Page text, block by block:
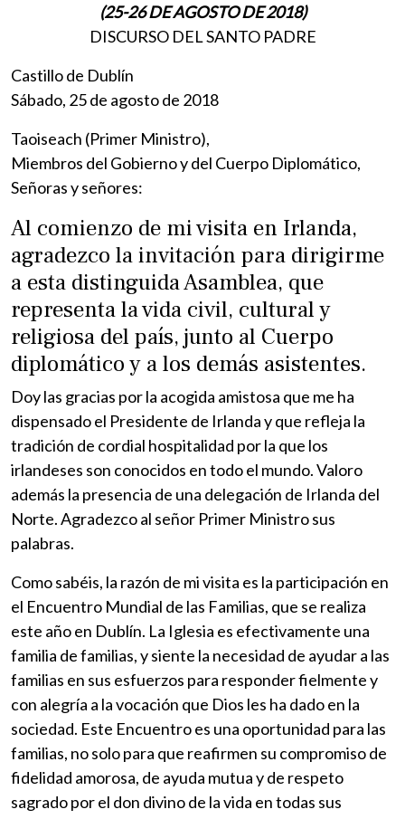
(25-26 DE AGOSTO DE 2018)
DISCURSO DEL SANTO PADRE
Castillo de Dublín
Sábado, 25 de agosto de 2018
Taoiseach (Primer Ministro),
Miembros del Gobierno y del Cuerpo Diplomático,
Señoras y señores:
Al comienzo de mi visita en Irlanda,
agradezco la invitación para dirigirme
a esta distinguida Asamblea, que
representa la vida civil, cultural y
religiosa del país, junto al Cuerpo
diplomático y a los demás asistentes.
Doy las gracias por la acogida amistosa que me ha
dispensado el Presidente de Irlanda y que refleja la
tradición de cordial hospitalidad por la que los
irlandeses son conocidos en todo el mundo. Valoro
además la presencia de una delegación de Irlanda del
Norte. Agradezco al señor Primer Ministro sus
palabras.
Como sabéis, la razón de mi visita es la participación en
el Encuentro Mundial de las Familias, que se realiza
este año en Dublín. La Iglesia es efectivamente una
familia de familias, y siente la necesidad de ayudar a las
familias en sus esfuerzos para responder fielmente y
con alegría a la vocación que Dios les ha dado en la
sociedad. Este Encuentro es una oportunidad para las
familias, no solo para que reafirmen su compromiso de
fidelidad amorosa, de ayuda mutua y de respeto
sagrado por el don divino de la vida en todas sus